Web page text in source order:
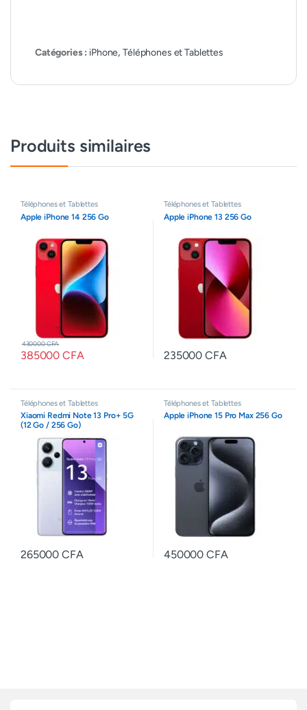
Catégories : iPhone,Téléphones et Tablettes
Produits similaires
Téléphones et Tablettes
Apple iPhone 14 256 Go
385000CFA
430000CFA
Téléphones et Tablettes
Apple iPhone 13 256 Go
235000CFA
Téléphones et Tablettes
Xiaomi Redmi Note 13 Pro+ 5G
(12 Go / 256 Go)
265000CFA
Téléphones et Tablettes
Apple iPhone 15 Pro Max 256 Go
450000CFA